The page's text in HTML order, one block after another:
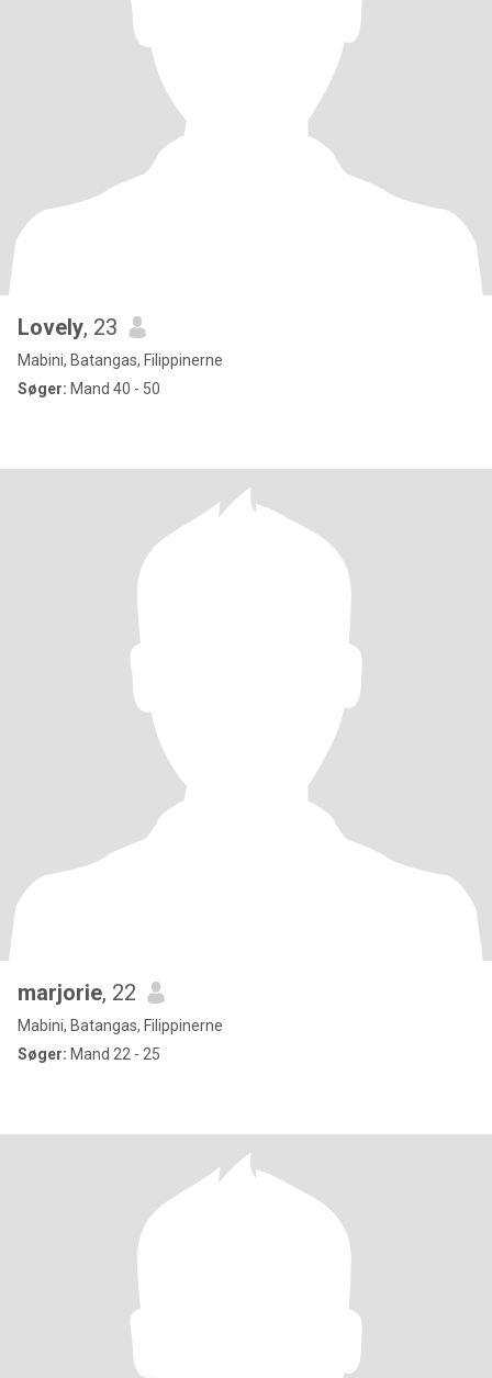
Lovely, 23
Mabini, Batangas, Filippinerne
Søger: Mand 40 - 50
marjorie, 22
Mabini, Batangas, Filippinerne
Søger: Mand 22 - 25